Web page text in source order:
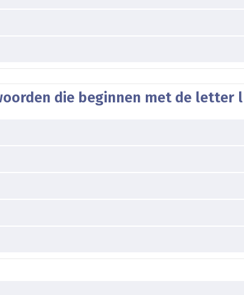
die beginnen met de letter l